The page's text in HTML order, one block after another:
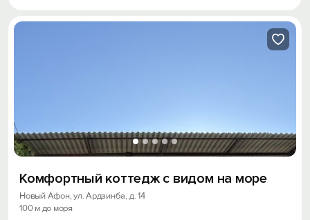
Комфортный коттедж с видом на море
Новый Афон, ул. Ардзинба, д. 14
100 м до моря